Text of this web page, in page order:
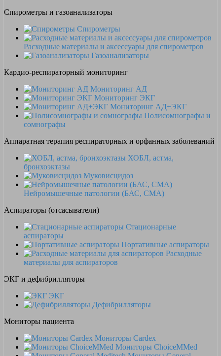
Спирометры и газоанализаторы
Спирометры
Расходные материалы и аксессуары для спирометров
Газоанализаторы
Кардио-респираторный мониторинг
Мониторинг АД
Мониторинг ЭКГ
Мониторинг АД+ЭКГ
Полисомнографы и
сомнографы
Аппаратная терапия респираторных и орфанных заболеваний
ХОБЛ, астма,
бронхоэктазы
Муковисцидоз
Нейромышечные патологии (БАС, СМА)
Аспираторы (отсасыватели)
Стационарные
аспираторы
Портативные аспираторы
Расходные
материалы для аспираторов
ЭКГ и дефибрилляторы
ЭКГ
Дефибрилляторы
Мониторы пациента
Мониторы Cardex
Мониторы ChoiceMMed